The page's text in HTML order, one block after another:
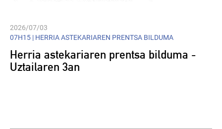
2026/07/03
07H15 | HERRIA ASTEKARIAREN PRENTSA BILDUMA
Herria astekariaren prentsa bilduma -
Uztailaren 3an